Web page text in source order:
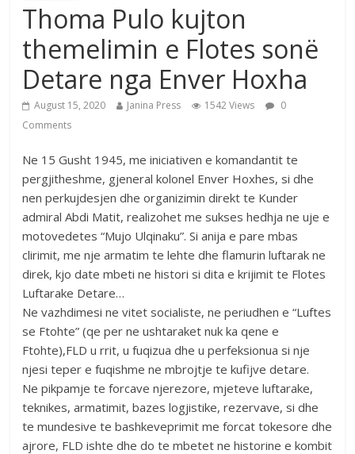
Thoma Pulo kujton
themelimin e Flotes sonë
Detare nga Enver Hoxha
August 15, 2020 Janina Press 1542 Views
0
Comments
Ne 15 Gusht 1945, me iniciativen e komandantit te
pergjitheshme, gjeneral kolonel Enver Hoxhes, si dhe
nen perkujdesjen dhe organizimin direkt te Kunder
admiral Abdi Matit, realizohet me sukses hedhja ne uje e
motovedetes “Mujo Ulqinaku”. Si anija e pare mbas
clirimit, me nje armatim te lehte dhe flamurin luftarak ne
direk, kjo date mbeti ne histori si dita e krijimit te Flotes
Luftarake Detare…
Ne vazhdimesi ne vitet socialiste, ne periudhen e “Luftes
se Ftohte” (qe per ne ushtaraket nuk ka qene e
Ftohte),FLD u rrit, u fuqizua dhe u perfeksionua si nje
njesi teper e fuqishme ne mbrojtje te kufijve detare.
Ne pikpamje te forcave njerezore, mjeteve luftarake,
teknikes, armatimit, bazes logjistike, rezervave, si dhe
te mundesive te bashkeveprimit me forcat tokesore dhe
ajrore, FLD ishte dhe do te mbetet ne historine e kombit